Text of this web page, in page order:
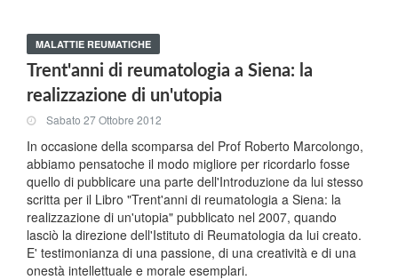
MALATTIE REUMATICHE
Trent'anni di reumatologia a Siena: la
realizzazione di un'utopia
Sabato 27 Ottobre 2012
In occasione della scomparsa del Prof Roberto Marcolongo,
abbiamo pensatoche il modo migliore per ricordarlo fosse
quello di pubblicare una parte dell'Introduzione da lui stesso
scritta per il Libro "Trent'anni di reumatologia a Siena: la
realizzazione di un'utopia" pubblicato nel 2007, quando
lasciò la direzione dell'Istituto di Reumatologia da lui creato.
E' testimonianza di una passione, di una creatività e di una
onestà intellettuale e morale esemplari.